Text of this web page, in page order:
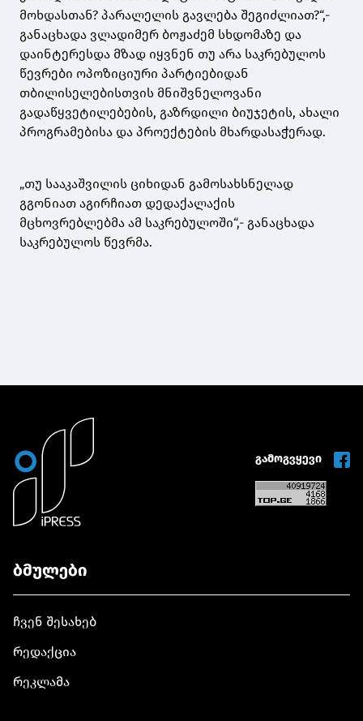
მოხდასთან? პარალელის გავლება შეგიძლიათ?“,-
განაცხადა ვლადიმერ ბოჟაძემ სხდომაზე და
დაინტერესდა მზად იყვნენ თუ არა საკრებულოს
წევრები ოპოზიციური პარტიებიდან
თბილისელებისთვის მნიშვნელოვანი
გადაწყვეტილებების, გაზრდილი ბიუჯეტის, ახალი
პროგრამებისა და პროექტების მხარდასაჭერად.
„თუ სააკაშვილის ციხიდან გამოსახსნელად
გგონიათ აგირჩიათ დედაქალაქის
მცხოვრებლებმა ამ საკრებულოში“,- განაცხადა
საკრებულოს წევრმა.
გამოგვყევი
ბმულები
ჩვენ შესახებ
რედაქცია
რეკლამა